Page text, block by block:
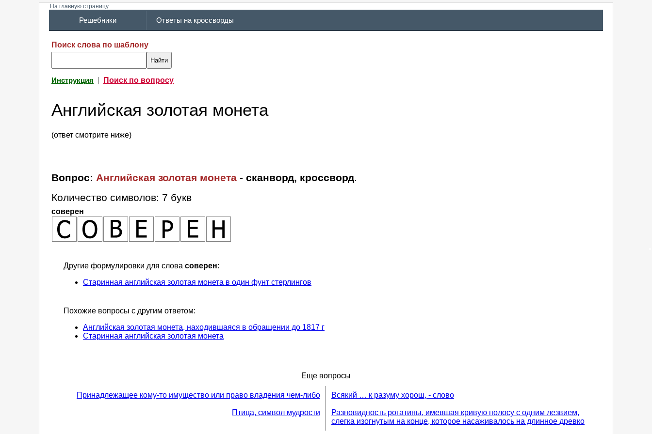
На главную страницу
Решебники Ответы на кроссворды
Поиск слова по шаблону
Инструкция Поиск по вопросу
Английская золотая монета
(ответ смотрите ниже)
Вопрос: Английская золотая монета - сканворд, кроссворд.
Количество символов: 7 букв
соверен
Другие формулировки для слова соверен:
Старинная английская золотая монета в один фунт стерлингов
Похожие вопросы с другим ответом:
Английская золотая монета, находившаяся в обращении до 1817 г
Старинная английская золотая монета
Еще вопросы
Принадлежащее кому-то имущество или право владения чем-либо
Птица, символ мудрости
Всякий … к разуму хорош, - слово
Разновидность рогатины, имевшая кривую полосу с одним лезвием,
слегка изогнутым на конце, которое насаживалось на длинное древко